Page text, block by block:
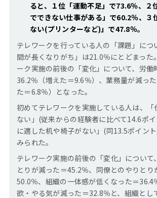
ると、１位「運動不足」で73.6％、２
でできない仕事がある」で60.2％、３
ない(プリンターなど)」で47.8％。
テレワークを行っている人の「課題」につ
間が長くなりがち」は21.0％にとどまった
ーク実施の前後の「変化」について、労働
36.2％（増えた＝9.6％）、業務量が減っ
た＝6.8％）となった。
初めてテレワークを実施している人は、「
ない」(従来からの経験者に比べて14.6ポ
に適した机や椅子がない」(同13.5ポイン
みられた。
テレワーク実施の前後の「変化」について
とりが減った＝45.2％、同僚とのやりとり
50.0％、組織の一体感が低くなった＝36.4
欲・やる気が減った＝32.8％と、組織とし